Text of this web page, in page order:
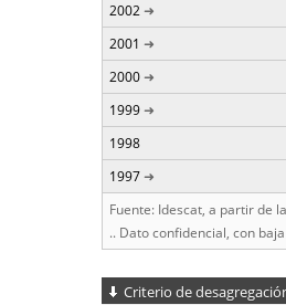
2002
2001
2000
1999
1998
1997
Fuente: Idescat, a partir de
.. Dato confidencial, con
Criterio de